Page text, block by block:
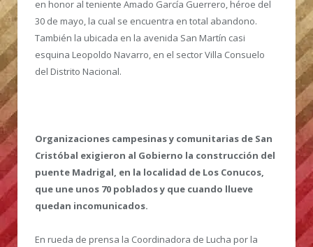
en honor al teniente Amado García Guerrero, héroe del
30 de mayo, la cual se encuentra en total abandono.
También la ubicada en la avenida San Martín casi
esquina Leopoldo Navarro, en el sector Villa Consuelo
del Distrito Nacional.
Organizaciones campesinas y comunitarias de San
Cristóbal exigieron al Gobierno la construcción del
puente Madrigal, en la localidad de Los Conucos,
que une unos 70 poblados y que cuando llueve
quedan incomunicados.
En rueda de prensa la Coordinadora de Lucha por la